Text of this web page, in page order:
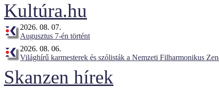
2026. 08. 07.
Augusztus 7-én történt
2026. 08. 06.
Világhírű karmesterek és szólisták a Nemzeti Filharmonikus
Skanzen hírek